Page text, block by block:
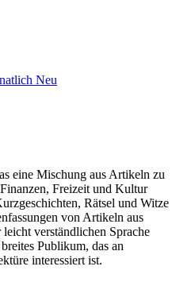
Neu
eine Mischung aus Artikeln zu
Freizeit und Kultur
Rätsel und Witze
von Artikeln aus
verständlichen Sprache
Publikum, das an
interessiert ist.